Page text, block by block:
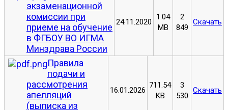
экзаменационной
комиссии при
приеме на обучение
в ФГБОУ ВО ИГМА
Минздрава России
24.11.2020
1.04
MB
2
849
Скачать
Правила
подачи и
рассмотрения
апелляций
(выписка из
16.01.2026
711.54
KB
3
530
Скачать